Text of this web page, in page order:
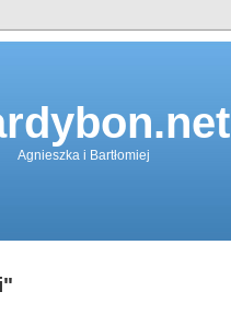
Agnieszka i Bartłomiej